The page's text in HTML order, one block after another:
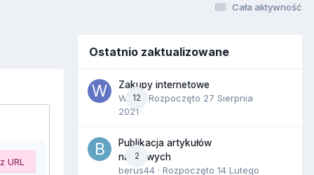
Cała aktywność
URL
Ostatnio zaktualizowane
12
Zakupy internetowe
Wula · Rozpoczęto 27 Sierpnia
2021
2
Publikacja artykułów
naukowych
berus44 · Rozpoczęto 14 Lutego